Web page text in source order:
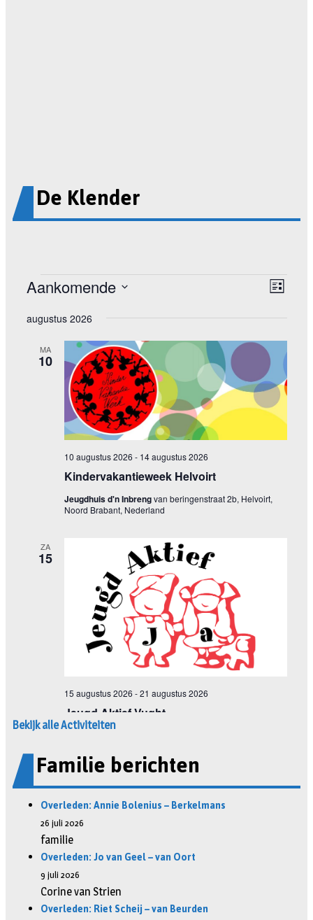
De Klender
Bekijk alle Activiteiten
Familie berichten
Overleden: Annie Bolenius – Berkelmans
26 juli 2026
familie
Overleden: Jo van Geel – van Oort
9 juli 2026
Corine van Strien
Overleden: Riet Scheij – van Beurden